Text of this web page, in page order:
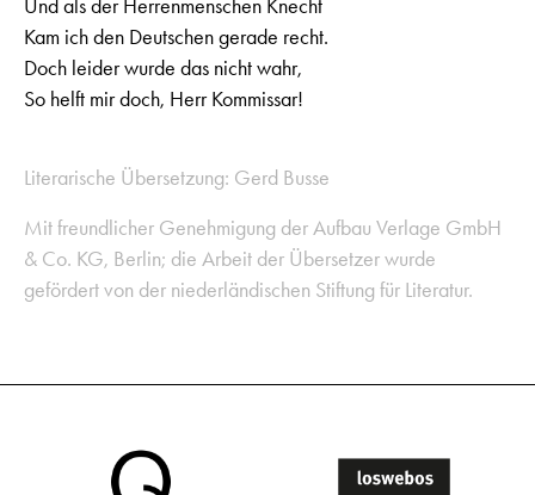
Und als der Herrenmenschen Knecht
Kam ich den Deutschen gerade recht.
Doch leider wurde das nicht wahr,
So helft mir doch, Herr Kommissar!
Literarische Übersetzung: Gerd Busse
Mit freundlicher Genehmigung der Aufbau Verlage GmbH
& Co. KG, Berlin; die Arbeit der Übersetzer wurde
gefördert von der niederländischen Stiftung für Literatur.